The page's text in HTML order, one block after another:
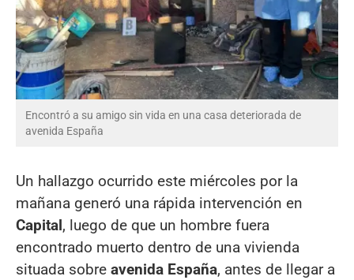
Encontró a su amigo sin vida en una casa deteriorada de
avenida España
Un hallazgo ocurrido este miércoles por la
mañana generó una rápida intervención en
Capital, luego de que un hombre fuera
encontrado muerto dentro de una vivienda
situada sobre avenida España, antes de llegar a